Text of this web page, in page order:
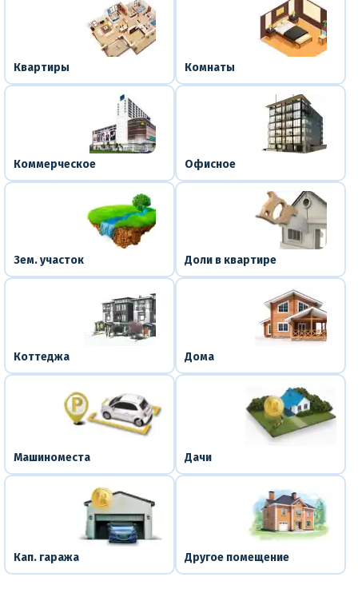
Квартиры Комнаты
Коммерческое Офисное
Зем. участок Доли в квартире
Коттеджа Дома
Машиноместа Дачи
Кап. гаража Другое помещение